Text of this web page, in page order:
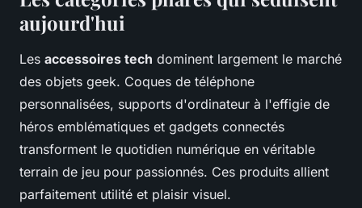
aujourd'hui
Les accessoires tech dominent largement le marché
des objets geek. Coques de téléphone
personnalisées, supports d'ordinateur à l'effigie de
héros emblématiques et gadgets connectés
transforment le quotidien numérique en véritable
terrain de jeu pour passionnés. Ces produits allient
parfaitement utilité et plaisir visuel.